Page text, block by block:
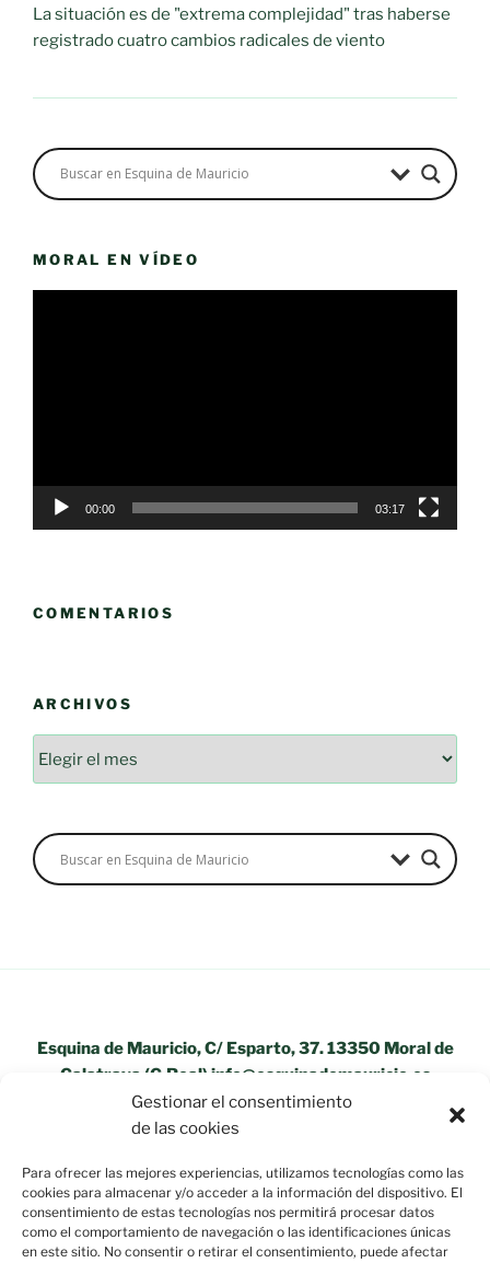
Gestionar el consentimiento
de las cookies
Para ofrecer las mejores experiencias, utilizamos tecnologías como las
cookies para almacenar y/o acceder a la información del dispositivo. El
consentimiento de estas tecnologías nos permitirá procesar datos
como el comportamiento de navegación o las identificaciones únicas
en este sitio. No consentir o retirar el consentimiento, puede afectar
La situación es de "extrema complejidad" tras haberse
registrado cuatro cambios radicales de viento
MORAL EN VÍDEO
00:00 03:17
COMENTARIOS
ARCHIVOS
Esquina de Mauricio, C/ Esparto, 37. 13350 Moral de
Calatrava (C.Real) info@esquinademauricio.es
«Aviso Legal»